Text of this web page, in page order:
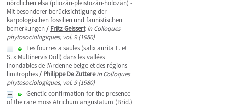
nördlichen elsa (pliozän-pleistozän-holozän) -
Mit besonderer berücksichtigung der
karpologischen fossilien und faunistischen
bemerkungen / Fritz Geissert in Colloques
phytosociologiques, vol. 9 (1980)
Les fourres a saules (salix aurita L. et
S. x Multinervis Döll) dans les vallées
inondables de l'Ardenne belge et des régions
limitrophes/ Philippe De Zuttere in Colloques
phytosociologiques, vol. 9 (1980)
Genetic confirmation for the presence
of the rare moss Atrichum angustatum (Brid.)